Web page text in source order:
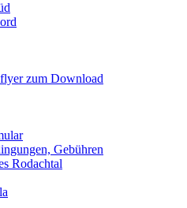
zum Download
Gebühren
Rodachtal